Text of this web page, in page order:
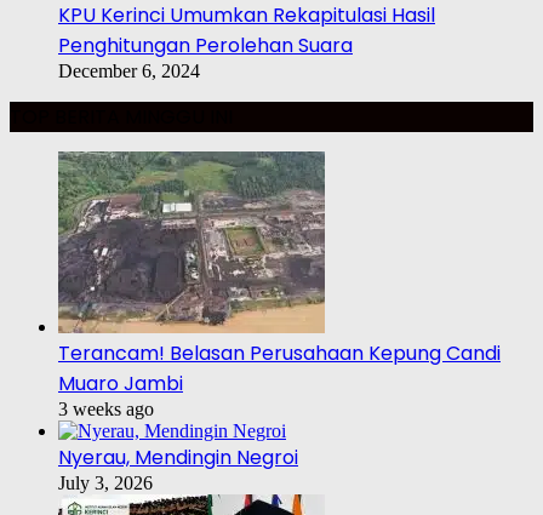
KPU Kerinci Umumkan Rekapitulasi Hasil
Penghitungan Perolehan Suara
December 6, 2024
Terancam! Belasan Perusahaan Kepung Candi
Muaro Jambi
3 weeks ago
Nyerau, Mendingin Negroi
July 3, 2026